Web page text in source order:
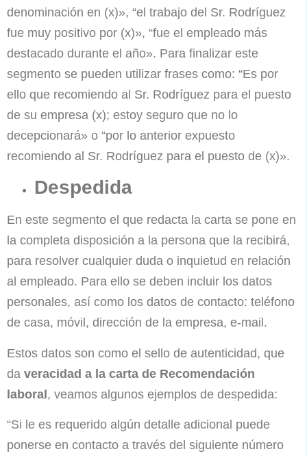
denominación en (x)», “el trabajo del Sr. Rodríguez
fue muy positivo por (x)», “fue el empleado más
destacado durante el año». Para finalizar este
segmento se pueden utilizar frases como: “Es por
ello que recomiendo al Sr. Rodríguez para el puesto
de su empresa (x); estoy seguro que no lo
decepcionará» o “por lo anterior expuesto
recomiendo al Sr. Rodríguez para el puesto de (x)».
Despedida
En este segmento el que redacta la carta se pone en
la completa disposición a la persona que la recibirá,
para resolver cualquier duda o inquietud en relación
al empleado. Para ello se deben incluir los datos
personales, así como los datos de contacto: teléfono
de casa, móvil, dirección de la empresa, e-mail.
Estos datos son como el sello de autenticidad, que
da veracidad a la carta de Recomendación
laboral, veamos algunos ejemplos de despedida:
“Si le es requerido algún detalle adicional puede
ponerse en contacto a través del siguiente número